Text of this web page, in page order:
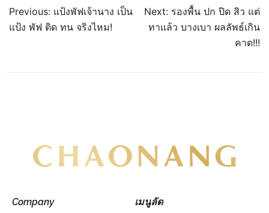
Previous: แป้งพัฟเจ้านาง เป็น
แป้ง พัฟ ติด ทน จริงไหม!
Next: รองพื้น ปก ปิด สิว แต่
ทาแล้ว บางเบา ผลลัพธ์เกิน
คาด!!!
Company เมนูลัด